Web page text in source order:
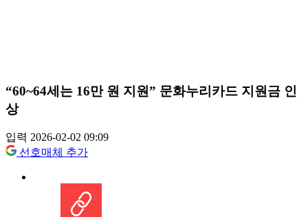
“60~64세는 16만 원 지원” 문화누리카드 지원금 인
상
입력 2026-02-02 09:09
선호매체 추가